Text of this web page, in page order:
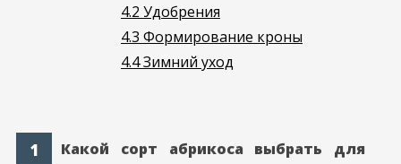
4.2 Удобрения
4.3 Формирование кроны
4.4Зимний уход
Какой сорт абрикоса выбрать для